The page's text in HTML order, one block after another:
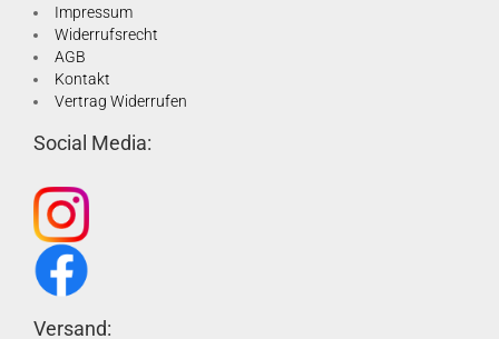
Impressum
Widerrufsrecht
AGB
Kontakt
Vertrag Widerrufen
Social Media:
Versand: